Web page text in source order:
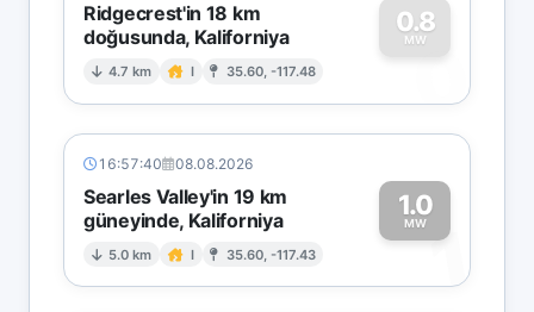
Ridgecrest'in 18 km
doğusunda, Kaliforniya
4.7 km I 35.60, -117.48
0.8
MW
0
16:57:40 08.08.2026
Searles Valley'in 19 km
güneyinde, Kaliforniya
5.0 km I 35.60, -117.43
1.0
MW1